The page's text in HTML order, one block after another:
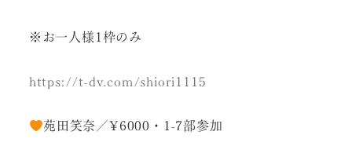
※お一人様1枠のみ
https://t-dv.com/shiori1115
苑田笑奈／¥6000・1-7部参加